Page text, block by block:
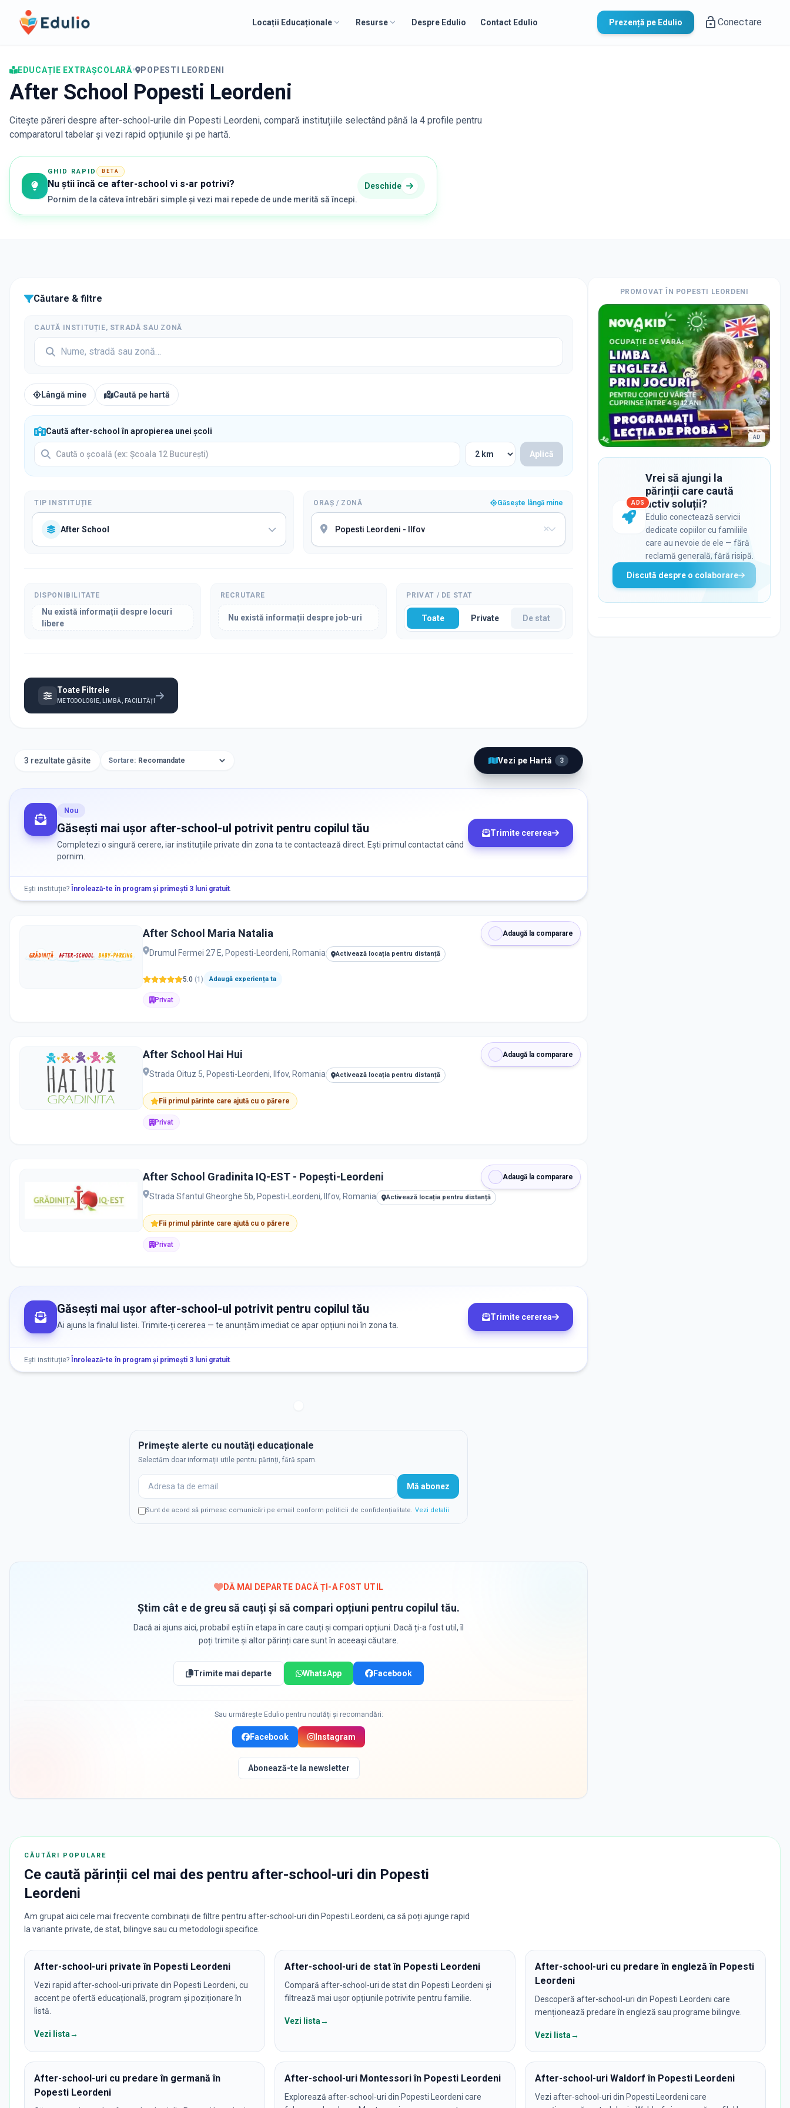
Edulio
Locații Educaționale Resurse Despre Edulio Contact Edulio Prezență pe Edulio Conectare
EDUCAȚIE EXTRAȘCOLARĂ• POPESTI LEORDENI
After School Popesti Leordeni
Citește păreri despre after-school-urile din Popesti Leordeni, compară instituțiile selectând până la 4 profile pentru
comparatorul tabelar și vezi rapid opțiunile și pe hartă.
GHID RAPID BETA
Nu știi încă ce after-school vi s-ar potrivi?
Pornim de la câteva întrebări simple și vezi mai repede de unde merită să începi.
Deschide
Căutare & filtre
CAUTĂ INSTITUȚIE, STRADĂ SAU ZONĂ
Lângă mine Caută pe hartă
Caută after-school în apropierea unei școli
Aplică
TIP INSTITUȚIE
After School
ORAȘ / ZONĂ Găsește lângă mine
DISPONIBILITATE
Nu există informații despre locuri
libere
RECRUTARE
Nu există informații despre job-uri
PRIVAT / DE STAT
Toate Private De stat
Toate Filtrele
METODOLOGIE, LIMBĂ, FACILITĂȚI
3 rezultate găsite Sortare: Vezi pe Hartă 3
Nou
Găsești mai ușor after-school-ul potrivit pentru copilul tău
Completezi o singură cerere, iar instituțiile private din zona ta te contactează direct. Ești primul contactat când
pornim.
Trimite cererea
Ești instituție? Înrolează-te în program și primești 3 luni gratuit.
Adaugă la comparare
After School Maria Natalia
Drumul Fermei 27 E, Popesti-Leordeni, Romania Activează locația pentru distanță
5.0 (1 ) Adaugă experiența ta
Privat
Adaugă la comparare
After School Hai Hui
Strada Oituz 5, Popesti-Leordeni, Ilfov, Romania Activează locația pentru distanță
Fii primul părinte care ajută cu o părere
Privat
Adaugă la comparare
After School Gradinita IQ-EST - Popești-Leordeni
Strada Sfantul Gheorghe 5b, Popesti-Leordeni, Ilfov, Romania Activează locația pentru distanță
Fii primul părinte care ajută cu o părere
Privat
Găsești mai ușor after-school-ul potrivit pentru copilul tău
Ai ajuns la finalul listei. Trimite-ți cererea — te anunțăm imediat ce apar opțiuni noi în zona ta.
Trimite cererea
Ești instituție? Înrolează-te în program și primești 3 luni gratuit.
Primește alerte cu noutăți educaționale
Selectăm doar informații utile pentru părinți, fără spam.
Mă abonez
Sunt de acord să primesc comunicări pe email conform politicii de confidențialitate. Vezi detalii
DĂ MAI DEPARTE DACĂ ȚI-A FOST UTIL
Știm cât e de greu să cauți și să compari opțiuni pentru copilul tău.
Dacă ai ajuns aici, probabil ești în etapa în care cauți și compari opțiuni. Dacă ți-a fost util, îl
poți trimite și altor părinți care sunt în aceeași căutare.
Trimite mai departe WhatsApp Facebook
Sau urmărește Edulio pentru noutăți și recomandări:
Facebook Instagram
Abonează-te la newsletter
PROMOVAT ÎN POPESTI LEORDENI
AD
ADS
Vrei să ajungi la
părinții care caută
activ soluții?
Edulio conectează servicii
dedicate copiilor cu familiile
care au nevoie de ele — fără
reclamă generală, fără risipă.
Discută despre o colaborare
CĂUTĂRI POPULARE
Ce caută părinții cel mai des pentru after-school-uri din Popesti
Leordeni
Am grupat aici cele mai frecvente combinații de filtre pentru after-school-uri din Popesti Leordeni, ca să poți ajunge rapid
la variante private, de stat, bilingve sau cu metodologii specifice.
After-school-uri private în Popesti Leordeni
Vezi rapid after-school-uri private din Popesti Leordeni, cu
accent pe ofertă educațională, program și poziționare în
listă.
Vezi lista→
After-school-uri de stat în Popesti Leordeni
Compară after-school-uri de stat din Popesti Leordeni și
filtrează mai ușor opțiunile potrivite pentru familie.
Vezi lista→
After-school-uri cu predare în engleză în Popesti
Leordeni
Descoperă after-school-uri din Popesti Leordeni care
menționează predare în engleză sau programe bilingve.
Vezi lista→
After-school-uri cu predare în germană în
Popesti Leordeni
After-school-uri Montessori în Popesti Leordeni
Explorează after-school-uri din Popesti Leordeni care
After-school-uri Waldorf în Popesti Leordeni
Vezi after-school-uri din Popesti Leordeni care